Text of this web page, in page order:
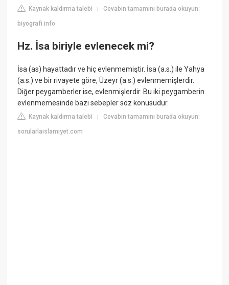
Kaynak kaldırma talebi |Cevabın tamamını burada okuyun:
biyografi.info
Hz. İsa biriyle evlenecek mi?
İsa (as) hayattadır ve hiç evlenmemiştir. İsa (a.s.) ile Yahya
(a.s.) ve bir rivayete göre, Üzeyr (a.s.) evlenmemişlerdir.
Diğer peygamberler ise, evlenmişlerdir. Bu iki peygamberin
evlenmemesinde bazı sebepler söz konusudur.
Kaynak kaldırma talebi |Cevabın tamamını burada okuyun:
sorularlaislamiyet.com